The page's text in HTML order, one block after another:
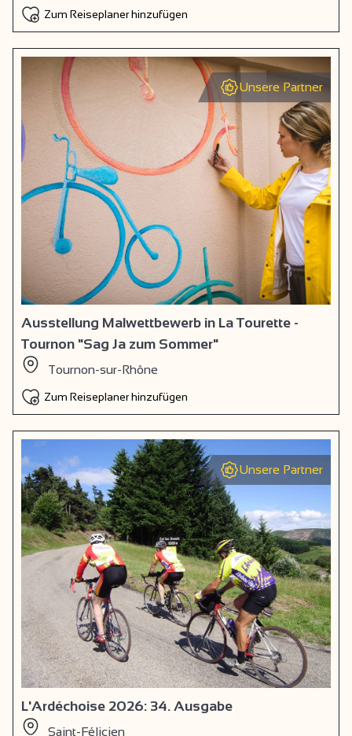
Zum Reiseplaner hinzufügen
Unsere Partner
Ausstellung Malwettbewerb in La Tourette -
Tournon "Sag Ja zum Sommer"
Tournon-sur-Rhône
Zum Reiseplaner hinzufügen
Unsere Partner
L'Ardéchoise 2026: 34. Ausgabe
Saint-Félicien